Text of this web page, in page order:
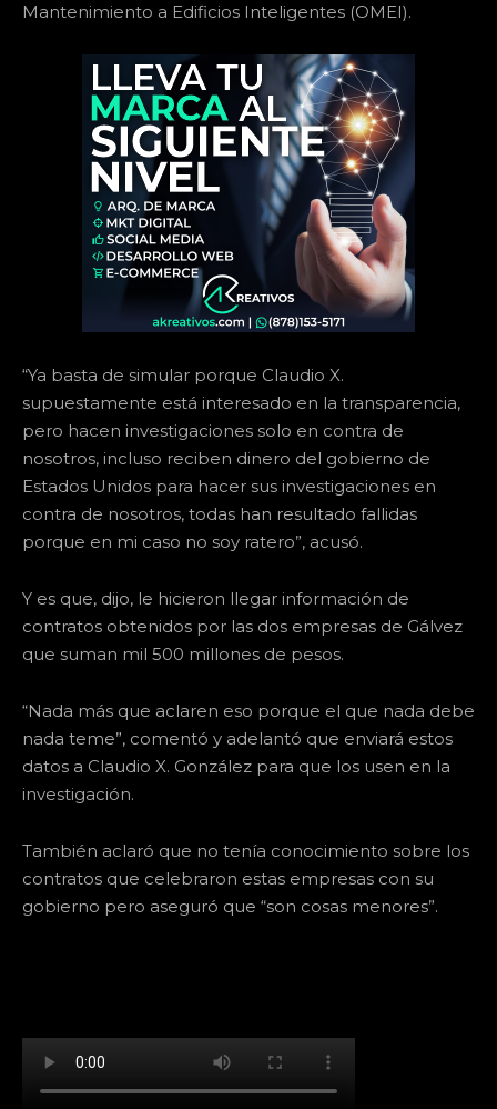
Mantenimiento a Edificios Inteligentes (OMEI).
“Ya basta de simular porque Claudio X.
supuestamente está interesado en la transparencia,
pero hacen investigaciones solo en contra de
nosotros, incluso reciben dinero del gobierno de
Estados Unidos para hacer sus investigaciones en
contra de nosotros, todas han resultado fallidas
porque en mi caso no soy ratero”, acusó.
Y es que, dijo, le hicieron llegar información de
contratos obtenidos por las dos empresas de Gálvez
que suman mil 500 millones de pesos.
“Nada más que aclaren eso porque el que nada debe
nada teme”, comentó y adelantó que enviará estos
datos a Claudio X. González para que los usen en la
investigación.
También aclaró que no tenía conocimiento sobre los
contratos que celebraron estas empresas con su
gobierno pero aseguró que “son cosas menores”.